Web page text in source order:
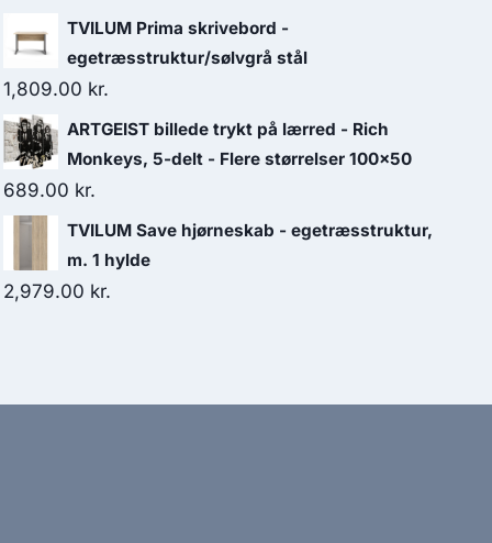
TVILUM Prima skrivebord -
egetræsstruktur/sølvgrå stål
1,809.00 kr.
ARTGEIST billede trykt på lærred - Rich
Monkeys, 5-delt - Flere størrelser 100x50
689.00 kr.
TVILUM Save hjørneskab - egetræsstruktur,
m. 1 hylde
2,979.00 kr.